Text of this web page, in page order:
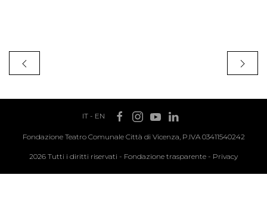
IT- EN
Fondazione Teatro Comunale Città di Vicenza, P.IVA 03411540242
2026 Tutti i diritti riservati - Fondazione trasparente - Privacy